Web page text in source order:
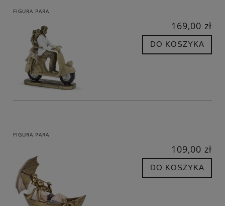
FIGURA PARA
169,00 zł
DO KOSZYKA
FIGURA PARA
109,00 zł
DO KOSZYKA